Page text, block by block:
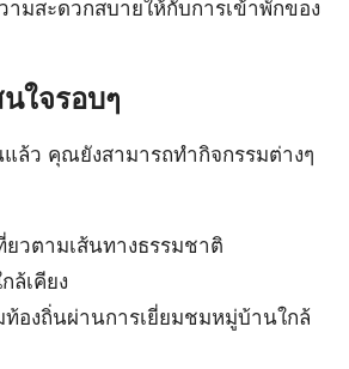
ามสะดวกสบายให้กับการเข้าพักของ
ใจรอบๆ
ล้ว คุณยังสามารถทำกิจกรรมต่างๆ
ยวตามเส้นทางธรรมชาติ
ล้เคียง
องถิ่นผ่านการเยี่ยมชมหมู่บ้านใกล้